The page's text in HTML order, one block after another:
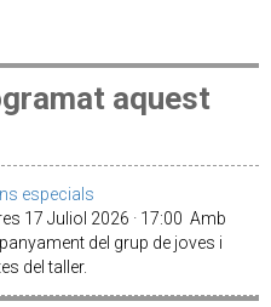
aquest
especials
17 Juliol 2026 · 17:00 Amb
del grup de joves i
del taller.